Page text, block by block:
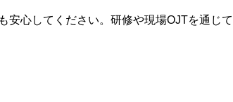
安心してください。研修や現場OJTを通じ